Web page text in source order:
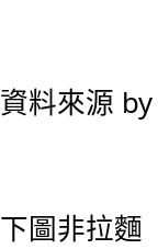
資料來源
下圖非拉麵